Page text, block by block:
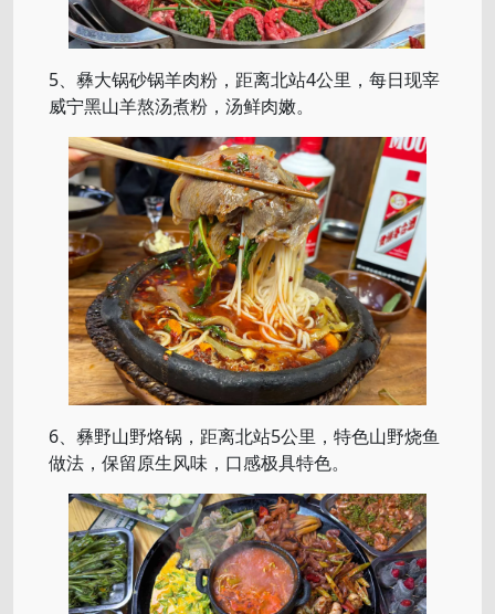
5、彝大锅砂锅羊肉粉，距离北站4公里，每日现宰
威宁黑山羊熬汤煮粉，汤鲜肉嫩。
6、彝野山野烙锅，距离北站5公里，特色山野烧鱼
做法，保留原生风味，口感极具特色。